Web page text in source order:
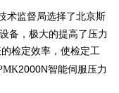
术监督局选择了北京斯
备，极大的提高了压力
检定效率，使检定工
2000N智能伺服压力